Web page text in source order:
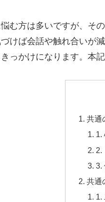
む方は多いですが、そ
けば会話や触れ合いが
っかけになります。本
共通
1.
2.
3.
共通
1.